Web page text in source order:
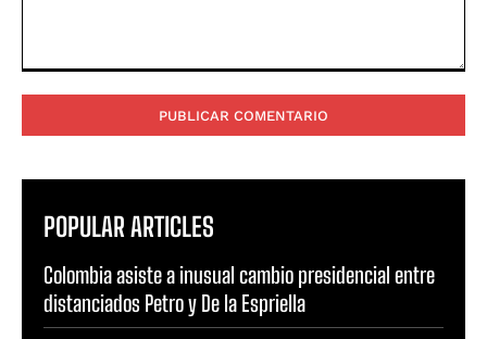
POPULAR ARTICLES
Colombia asiste a inusual cambio presidencial entre
distanciados Petro y De la Espriella